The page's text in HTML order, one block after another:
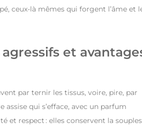
ceux-là mêmes qui forgent l’âme et
et
par ternir les tissus, voire, pire, par
qui s’efface, avec un parfum
et respect : elles conservent la